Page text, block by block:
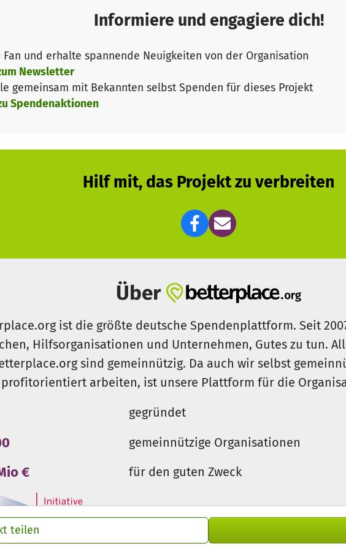
teilen
Mitglieder arbeiten ehrenamtlich. Um unsere
anbieten zu können, benötigen wir Spenden für die
vollständigenTätigkeitsbericht 2022.
ratsam sein. In dieser ohnehin schwierigen Situation
Informiere und engagiere dich!
Fan und erhalte spannende Neuigkeiten von der Organisation
Newsletter
gemeinsam mit Bekannten selbst Spenden für dieses Projekt
Spendenaktionen
Hilf mit, das Projekt zu verbreiten
Über
ist die größte deutsche Spendenplattform. Seit
Hilfsorganisationen und Unternehmen, Gutes zu tun.
sind gemeinnützig. Da auch wir selbst
arbeiten, ist unsere Plattform für die
gegründet
gemeinnützige Organisationen
€ für den guten Zweck